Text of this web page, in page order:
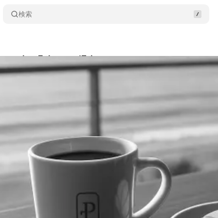
検索
February 17th
•2026/02/17 Share